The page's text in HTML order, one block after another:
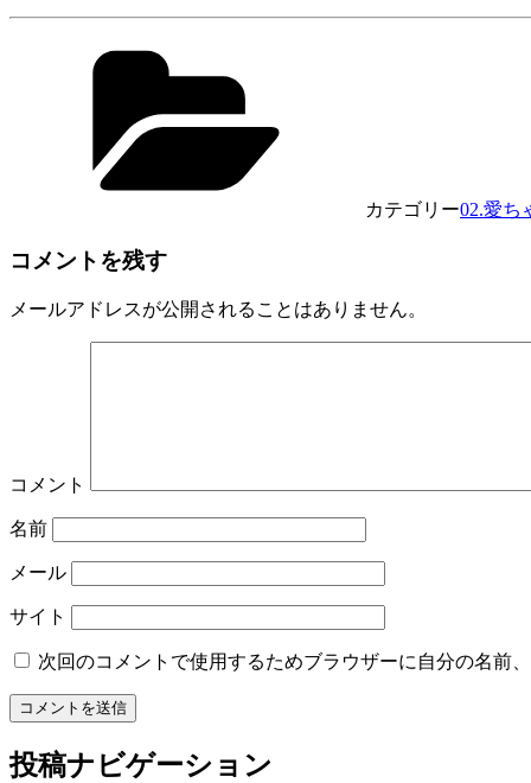
カテゴリー02.愛ち
コメントを残す
メールアドレスが公開されることはありません。
コメント
名前
メール
サイト
次回のコメントで使用するためブラウザーに自分の名前
投稿ナビゲーション